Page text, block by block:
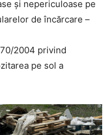
și nepericuloase pe
de încărcare –
2004 privind
pe sol a